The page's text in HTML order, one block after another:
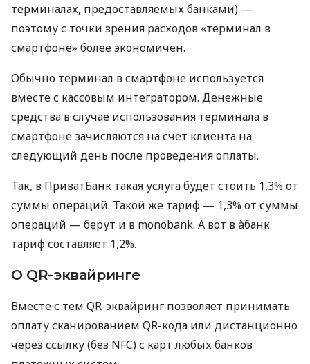
терминалах, предоставляемых банками) —
поэтому с точки зрения расходов «терминал в
смартфоне» более экономичен.
Обычно терминал в смартфоне используется
вместе с кассовым интегратором. Денежные
средства в случае использования терминала в
смартфоне зачисляются на счет клиента на
следующий день после проведения оплаты.
Так, в ПриватБанк такая услуга будет стоить 1,3% от
суммы операций. Такой же тариф — 1,3% от суммы
операций — берут и в monobank. А вот в àбанк
тариф составляет 1,2%.
О QR-эквайринге
Вместе с тем QR-эквайринг позволяет принимать
оплату сканированием QR-кода или дистанционно
через ссылку (без NFC) с карт любых банков